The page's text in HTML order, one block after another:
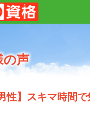
の声
性】スキマ時間